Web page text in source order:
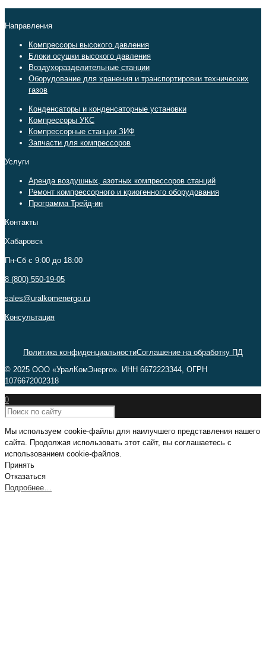
Направления
Компрессоры высокого давления
Блоки осушки высокого давления
Воздухоразделительные станции
Оборудование для хранения и транспортировки технических
газов
Конденсаторы и конденсаторные установки
Компрессоры УКС
Компрессорные станции ЗИФ
Запчасти для компрессоров
Услуги
Аренда воздушных, азотных компрессоров станций
Ремонт компрессорного и криогенного оборудования
Программа Трейд-ин
Контакты
Хабаровск
Пн-Сб c 9:00 до 18:00
8 (800) 550-19-05
sales@uralkomenergo.ru
Консультация
Политика конфиденциальностиСоглашение на обработку ПД
© 2025 ООО «УралКомЭнерго». ИНН 6672223344, ОГРН
1076672002318
0
Мы используем cookie-файлы для наилучшего представления нашего
сайта. Продолжая использовать этот сайт, вы соглашаетесь с
использованием cookie-файлов.
Принять
Отказаться
Подробнее…